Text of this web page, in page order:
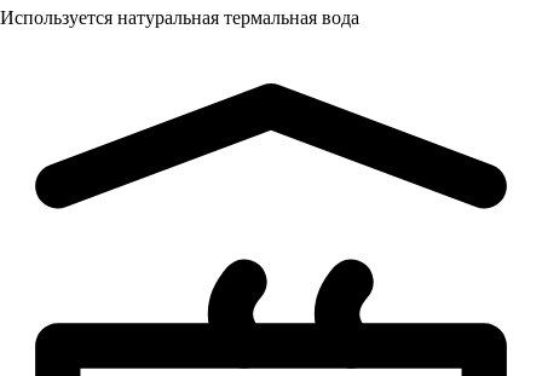
Используется натуральная термальная вода